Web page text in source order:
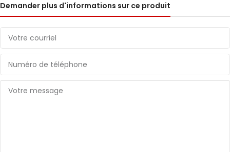
Demander plus d'informations sur ce produit